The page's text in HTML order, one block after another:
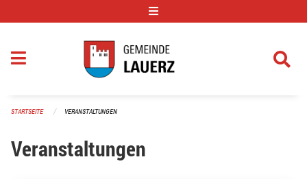
STARTSEITE VERANSTALTUNGEN
Veranstaltungen